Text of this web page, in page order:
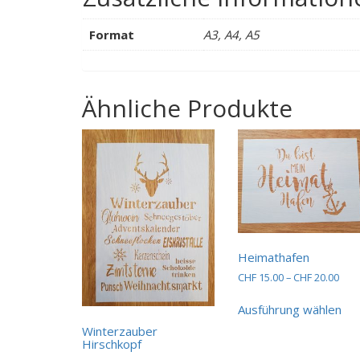
Format A3, A4, A5
Ähnliche Produkte
Winterzauber
Hirschkopf
Heimathafen
CHF15.00– CHF20.00
bis
Ausführung wählen